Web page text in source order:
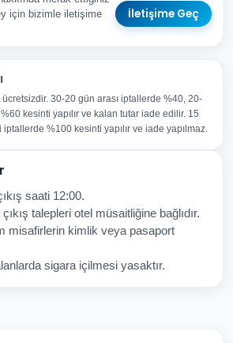
için bizimle iletişime
İletişime Geç
İptal Gönder
30-20 gün arası iptallerde %40, 20-
kesinti yapılır ve kalan tutar iade edilir. 15
%100 kesinti yapılır ve iade yapılmaz.
saati 12:00.
talepleri otel müsaitliğine bağlıdır.
misafirlerin kimlik veya pasaport
sigara içilmesi yasaktır.